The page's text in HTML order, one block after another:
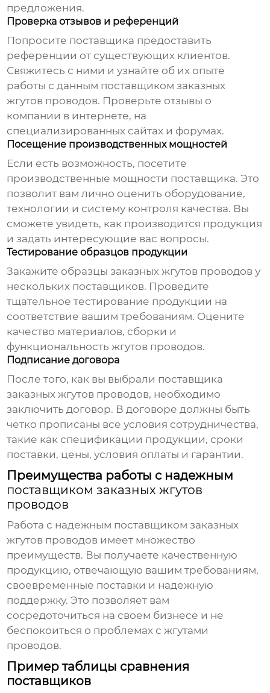
предложения.
Проверка отзывов и референций
Попросите поставщика предоставить
референции от существующих клиентов.
Свяжитесь с ними и узнайте об их опыте
работы с данным поставщиком заказных
жгутов проводов. Проверьте отзывы о
компании в интернете, на
специализированных сайтах и форумах.
Посещение производственных мощностей
Если есть возможность, посетите
производственные мощности поставщика. Это
позволит вам лично оценить оборудование,
технологии и систему контроля качества. Вы
сможете увидеть, как производится продукция
и задать интересующие вас вопросы.
Тестирование образцов продукции
Закажите образцызаказных жгутов проводов у
нескольких поставщиков. Проведите
тщательное тестирование продукции на
соответствие вашим требованиям. Оцените
качество материалов, сборки и
функциональность жгутов проводов.
Подписание договора
После того, как вы выбрали поставщика
заказных жгутов проводов, необходимо
заключить договор. В договоре должны быть
четко прописаны все условия сотрудничества,
такие как спецификации продукции, сроки
поставки, цены, условия оплаты и гарантии.
Преимущества работы с надежным
поставщиком заказных жгутов
проводов
Работа с надежным поставщиком заказных
жгутов проводов имеет множество
преимуществ. Вы получаете качественную
продукцию, отвечающую вашим требованиям,
своевременные поставки и надежную
поддержку. Это позволяет вам
сосредоточиться на своем бизнесе и не
беспокоиться о проблемах с жгутами
проводов.
Пример таблицы сравнения
поставщиков